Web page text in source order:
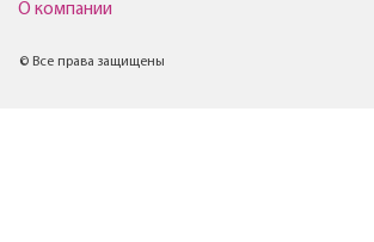
О компании
© Все права защищены